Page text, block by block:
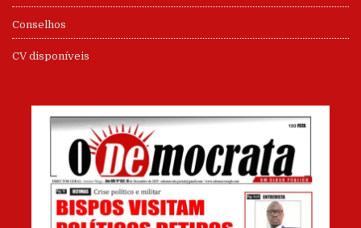
Conselhos
CV disponíveis